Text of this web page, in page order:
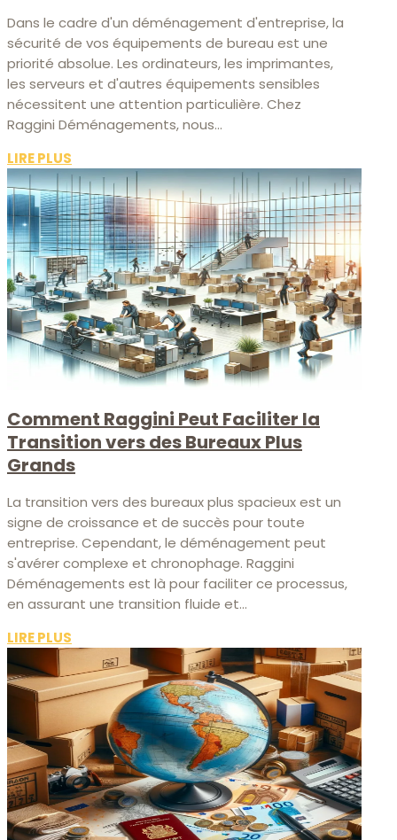
Dans le cadre d'un déménagement d'entreprise, la
sécurité de vos équipements de bureau est une
priorité absolue. Les ordinateurs, les imprimantes,
les serveurs et d'autres équipements sensibles
nécessitent une attention particulière. Chez
Raggini Déménagements, nous...
LIRE PLUS
Comment Raggini Peut Faciliter la
Transition vers des Bureaux Plus
Grands
La transition vers des bureaux plus spacieux est un
signe de croissance et de succès pour toute
entreprise. Cependant, le déménagement peut
s'avérer complexe et chronophage. Raggini
Déménagements est là pour faciliter ce processus,
en assurant une transition fluide et...
LIRE PLUS